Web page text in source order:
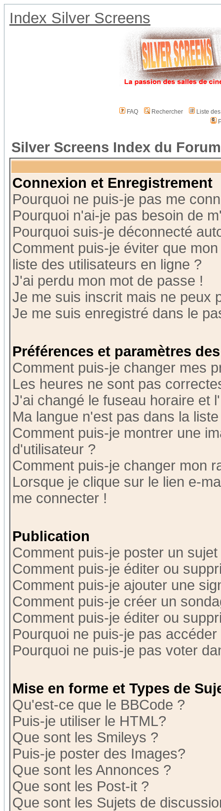
Index Silver Screens
FAQ Rechercher
Liste
Silver Screens Index du Forum
Connexion et Enregistrement
Pourquoi ne puis-je pas me
Pourquoi n'ai-je pas besoin de
Pourquoi suis-je déconnecté
Comment puis-je éviter que
liste des utilisateurs en ligne ?
J'ai perdu mon mot de passe !
Je me suis inscrit mais ne peux
Je me suis enregistré dans le
Préférences et paramètres
Comment puis-je changer mes
Les heures ne sont pas
J'ai changé le fuseau horaire et
Ma langue n'est pas dans la
Comment puis-je montrer une
d'utilisateur ?
Comment puis-je changer mon
Lorsque je clique sur le lien e-
me connecter !
Publication
Comment puis-je poster un
Comment puis-je éditer ou
Comment puis-je ajouter une
Comment puis-je créer un
Comment puis-je éditer ou
Pourquoi ne puis-je pas
Pourquoi ne puis-je pas voter
Mise en forme et Types de
Qu'est-ce que le BBCode ?
Puis-je utiliser le HTML?
Que sont les Smileys ?
Puis-je poster des Images?
Que sont les Annonces ?
Que sont les Post-it ?
Que sont les Sujets de